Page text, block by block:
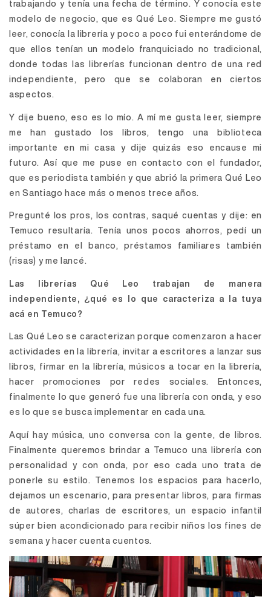
trabajando y tenía una fecha de término. Y conocía este
modelo de negocio, que es Qué Leo. Siempre me gustó
leer, conocía la librería y poco a poco fui enterándome de
que ellos tenían un modelo franquiciado no tradicional,
donde todas las librerías funcionan dentro de una red
independiente, pero que se colaboran en ciertos
aspectos.
Y dije bueno, eso es lo mío. A mí me gusta leer, siempre
me han gustado los libros, tengo una biblioteca
importante en mi casa y dije quizás eso encause mi
futuro. Así que me puse en contacto con el fundador,
que es periodista también y que abrió la primera Qué Leo
en Santiago hace más o menos trece años.
Pregunté los pros, los contras, saqué cuentas y dije: en
Temuco resultaría. Tenía unos pocos ahorros, pedí un
préstamo en el banco, préstamos familiares también
(risas) y me lancé.
Las librerías Qué Leo trabajan de manera
independiente, ¿qué es lo que caracteriza a la tuya
acá en Temuco?
Las Qué Leo se caracterizan porque comenzaron a hacer
actividades en la librería, invitar a escritores a lanzar sus
libros, firmar en la librería, músicos a tocar en la librería,
hacer promociones por redes sociales. Entonces,
finalmente lo que generó fue una librería con onda, y eso
es lo que se busca implementar en cada una.
Aquí hay música, uno conversa con la gente, de libros.
Finalmente queremos brindar a Temuco una librería con
personalidad y con onda, por eso cada uno trata de
ponerle su estilo. Tenemos los espacios para hacerlo,
dejamos un escenario, para presentar libros, para firmas
de autores, charlas de escritores, un espacio infantil
súper bien acondicionado para recibir niños los fines de
semana y hacer cuenta cuentos.